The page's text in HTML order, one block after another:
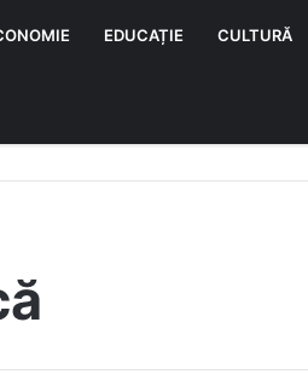
EDUCAȚIE CULTURĂ